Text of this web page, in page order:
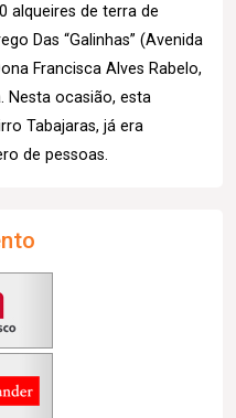
alqueires de terra de
Das “Galinhas” (Avenida
Francisca Alves Rabelo,
Nesta ocasião, esta
Tabajaras, já era
de pessoas.